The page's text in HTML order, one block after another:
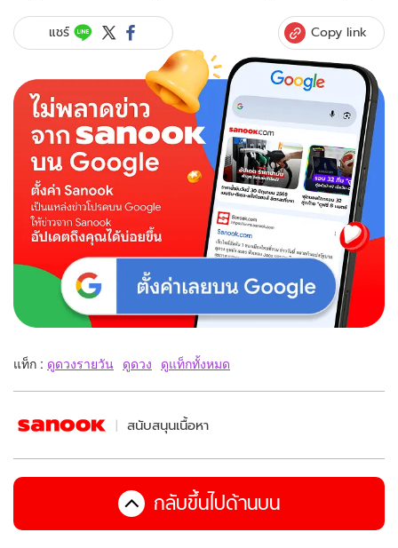
แชร์ Copy link
แท็ก : ดูดวงรายวัน ดูดวง ดูแท็กทั้งหมด
สนับสนุนเนื้อหา
กลับขึ้นไปด้านบน